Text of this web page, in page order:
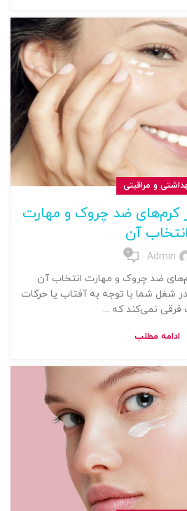
و مراقبتی
کرم‌های ضد چروک و مهارت
انتخاب آن
Admin
0
ضد چروک و مهارت انتخاب آن
شغل شما با توجه به آفتاب یا حرکات
نمی‌کند که ...
ادامه مطلب